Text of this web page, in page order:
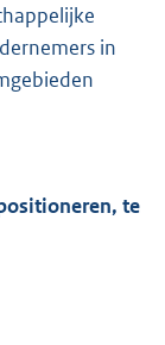
in
te